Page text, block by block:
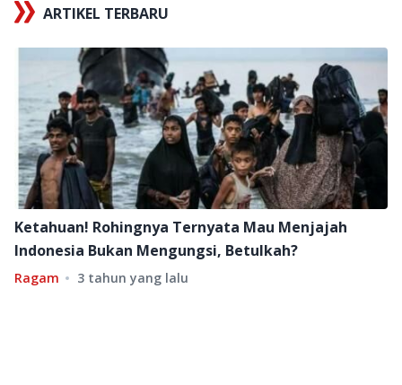
ARTIKEL TERBARU
Ketahuan! Rohingnya Ternyata Mau Menjajah
Indonesia Bukan Mengungsi, Betulkah?
Ragam 3 tahun yang lalu